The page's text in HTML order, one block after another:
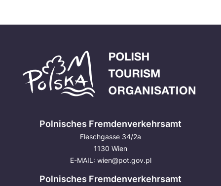
Polnisches Fremdenverkehrsamt
Fleschgasse 34/2a
1130 Wien
E-MAIL: wien@pot.gov.pl
Polnisches Fremdenverkehrsamt